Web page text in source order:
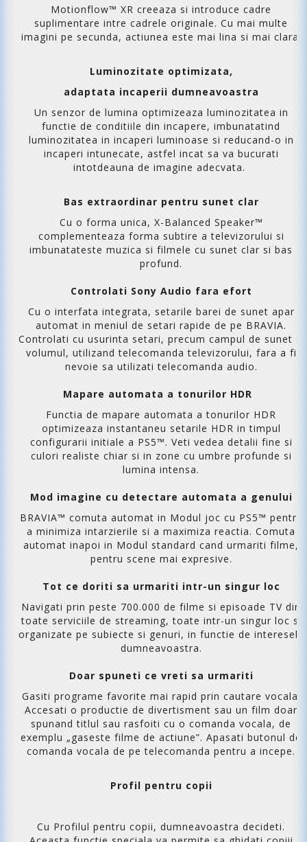
Motionflow™ XR creeaza si introduce cadre
suplimentare intre cadrele originale. Cu mai multe
imagini pe secunda, actiunea este mai lina si mai clara.
Luminozitate optimizata,
adaptata incaperii dumneavoastra
Un senzor de lumina optimizeaza luminozitatea in
functie de conditiile din incapere, imbunatatind
luminozitatea in incaperi luminoase si reducand-o in
incaperi intunecate, astfel incat sa va bucurati
intotdeauna de imagine adecvata.
Bas extraordinar pentru sunet clar
Cu o forma unica, X-Balanced Speaker™
complementeaza forma subtire a televizorului si
imbunatateste muzica si filmele cu sunet clar si bas
profund.
Controlati Sony Audio fara efort
Cu o interfata integrata, setarile barei de sunet apar
automat in meniul de setari rapide de pe BRAVIA.
Controlati cu usurinta setari, precum campul de sunet si
volumul, utilizand telecomanda televizorului, fara a fi
nevoie sa utilizati telecomanda audio.
Mapare automata a tonurilor HDR
Functia de mapare automata a tonurilor HDR
optimizeaza instantaneu setarile HDR in timpul
configurarii initiale a PS5™. Veti vedea detalii fine si
culori realiste chiar si in zone cu umbre profunde si
lumina intensa.
Mod imagine cu detectare automata a genului
BRAVIA™ comuta automat in Modul joc cu PS5™ pentru
a minimiza intarzierile si a maximiza reactia. Comuta
automat inapoi in Modul standard cand urmariti filme,
pentru scene mai expresive.
Tot ce doriti sa urmariti intr-un singur loc
Navigati prin peste 700.000 de filme si episoade TV din
toate serviciile de streaming, toate intr-un singur loc si
organizate pe subiecte si genuri, in functie de interesele
dumneavoastra.
Doar spuneti ce vreti sa urmariti
Gasiti programe favorite mai rapid prin cautare vocala.
Accesati o productie de divertisment sau un film doar
spunand titlul sau rasfoiti cu o comanda vocala, de
exemplu „gaseste filme de actiune”. Apasati butonul de
comanda vocala de pe telecomanda pentru a incepe.
Profil pentru copii
Cu Profilul pentru copii, dumneavoastra decideti.